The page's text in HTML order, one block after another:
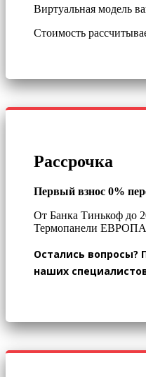
Виртуальная модель
Стоимость
Рассрочка
Первый взнос 0%
От Банка Тинькоф до
Термопанели ЕВРОПА
Остались вопросы?
наших